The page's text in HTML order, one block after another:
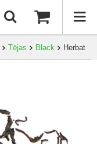
Tējas Black Herbata